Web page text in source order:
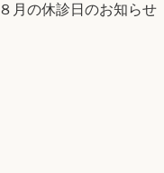
８月の休診日のお知らせ